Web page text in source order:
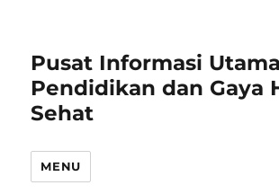
Pusat Informasi
Pendidikan dan Gaya
Sehat
MENU